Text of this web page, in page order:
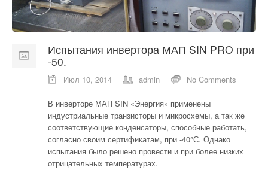
Испытания инвертора МАП SIN PRO при
-50.
Июл 10, 2014 admin No Comments
В инверторе МАП SIN «Энергия» применены
индустриальные транзисторы и микросхемы, а так же
соответствующие конденсаторы, способные работать,
согласно своим сертификатам, при -40°С. Однако
испытания было решено провести и при более низких
отрицательных температурах.